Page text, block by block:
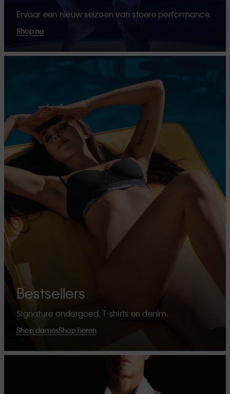
Ervaar een nieuw seizoen van stoere performance.
Shop nu
Bestsellers
Signature ondergoed, T-shirts en denim.
Shop damesShop heren